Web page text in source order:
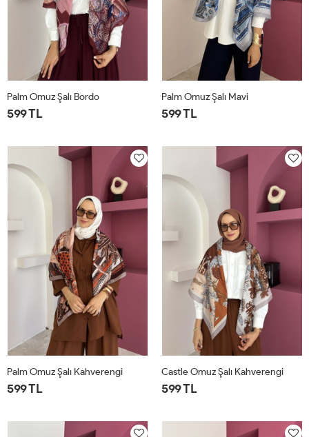
Palm Omuz Şalı Bordo
599 TL
Palm Omuz Şalı Mavi
599 TL
Palm Omuz Şalı Kahverengi
599 TL
Castle Omuz Şalı Kahverengi
599 TL